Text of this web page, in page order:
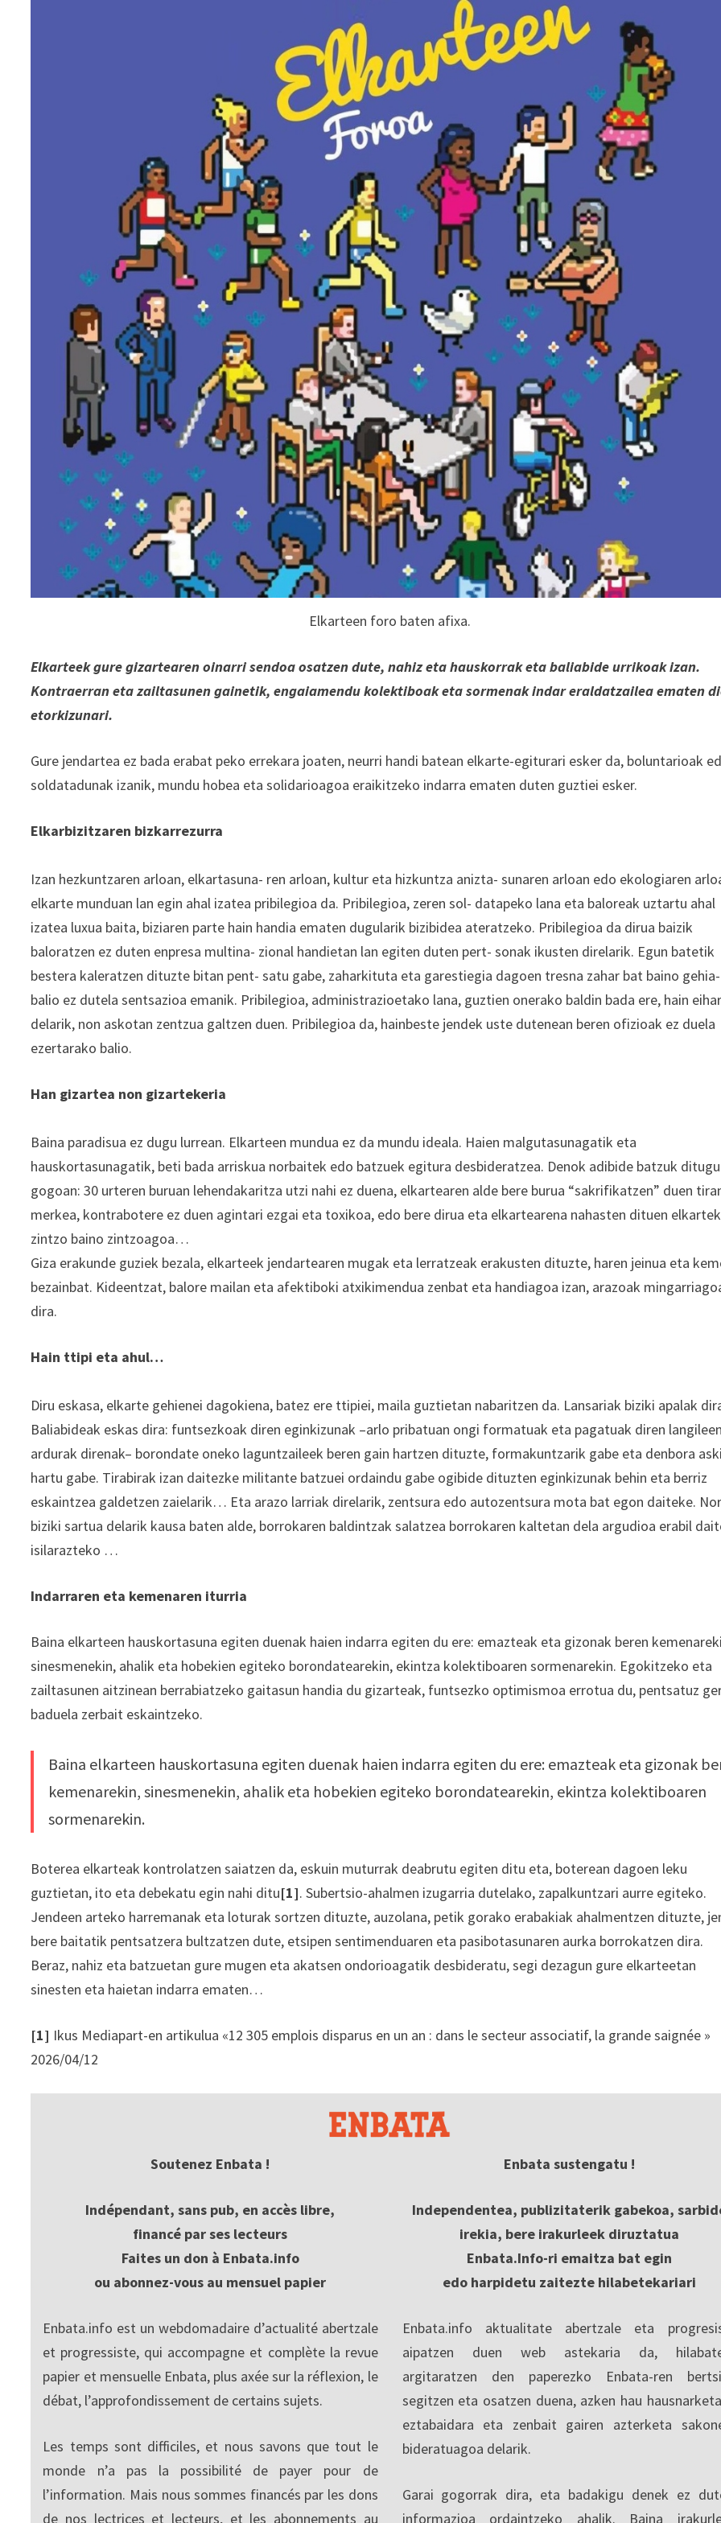
Elkarteen foro baten afixa.
Elkarteek gure gizartearen oinarri sendoa osatzen dute, nahiz eta hauskorrak eta baliabide urrikoak izan.
Kontraerran eta zailtasunen gainetik, engaiamendu kolektiboak eta sormenak indar eraldatzailea ematen
etorkizunari.
Gure jendartea ez bada erabat peko errekara joaten, neurri handi batean elkarte-egiturari esker da, boluntarioak
soldatadunak izanik, mundu hobea eta solidarioagoa eraikitzeko indarra ematen duten guztiei esker.
Elkarbizitzaren bizkarrezurra
Izan hezkuntzaren arloan, elkartasuna- ren arloan, kultur eta hizkuntza anizta- sunaren arloan edo ekologiaren
elkarte munduan lan egin ahal izatea pribilegioa da. Pribilegioa, zeren sol- datapeko lana eta baloreak uztartu ahal
izatea luxua baita, biziaren parte hain handia ematen dugularik bizibidea ateratzeko. Pribilegioa da dirua baizik
baloratzen ez duten enpresa multina- zional handietan lan egiten duten pert- sonak ikusten direlarik. Egun batetik
bestera kaleratzen dituzte bitan pent- satu gabe, zaharkituta eta garestiegia dagoen tresna zahar bat baino
balio ez dutela sentsazioa emanik. Pribilegioa, administrazioetako lana, guztien onerako baldin bada ere, hain
delarik, non askotan zentzua galtzen duen. Pribilegioa da, hainbeste jendek uste dutenean beren ofizioak ez duela
ezertarako balio.
Han gizartea non gizartekeria
Baina paradisua ez dugu lurrean. Elkarteen mundua ez da mundu ideala. Haien malgutasunagatik eta
hauskortasunagatik, beti bada arriskua norbaitek edo batzuek egitura desbideratzea. Denok adibide batzuk ditugu
gogoan: 30 urteren buruan lehendakaritza utzi nahi ez duena, elkartearen alde bere burua “sakrifikatzen” duen
merkea, kontrabotere ez duen agintari ezgai eta toxikoa, edo bere dirua eta elkartearena nahasten dituen
zintzo baino zintzoagoa…
Giza erakunde guziek bezala, elkarteek jendartearen mugak eta lerratzeak erakusten dituzte, haren jeinua eta
bezainbat. Kideentzat, balore mailan eta afektiboki atxikimendua zenbat eta handiagoa izan, arazoak
dira.
Hain ttipi eta ahul…
Diru eskasa, elkarte gehienei dagokiena, batez ere ttipiei, maila guztietan nabaritzen da. Lansariak biziki apalak
Baliabideak eskas dira: funtsezkoak diren eginkizunak –arlo pribatuan ongi formatuak eta pagatuak diren langileen
ardurak direnak– borondate oneko laguntzaileek beren gain hartzen dituzte, formakuntzarik gabe eta denbora aski
hartu gabe. Tirabirak izan daitezke militante batzuei ordaindu gabe ogibide dituzten eginkizunak behin eta berriz
eskaintzea galdetzen zaielarik… Eta arazo larriak direlarik, zentsura edo autozentsura mota bat egon daiteke.
biziki sartua delarik kausa baten alde, borrokaren baldintzak salatzea borrokaren kaltetan dela argudioa erabil
isilarazteko …
Indarraren eta kemenaren iturria
Baina elkarteen hauskortasuna egiten duenak haien indarra egiten du ere: emazteak eta gizonak beren
sinesmenekin, ahalik eta hobekien egiteko borondatearekin, ekintza kolektiboaren sormenarekin. Egokitzeko eta
zailtasunen aitzinean berrabiatzeko gaitasun handia du gizarteak, funtsezko optimismoa errotua du, pentsatuz
baduela zerbait eskaintzeko.
Baina elkarteen hauskortasuna egiten duenak haien indarra egiten du ere: emazteak eta gizonak
kemenarekin, sinesmenekin, ahalik eta hobekien egiteko borondatearekin, ekintza kolektiboaren
sormenarekin.
Boterea elkarteak kontrolatzen saiatzen da, eskuin muturrak deabrutu egiten ditu eta, boterean dagoen leku
guztietan, ito eta debekatu egin nahi ditu[1]. Subertsio-ahalmen izugarria dutelako, zapalkuntzari aurre egiteko.
Jendeen arteko harremanak eta loturak sortzen dituzte, auzolana, petik gorako erabakiak ahalmentzen dituzte,
bere baitatik pentsatzera bultzatzen dute, etsipen sentimenduaren eta pasibotasunaren aurka borrokatzen dira.
Beraz, nahiz eta batzuetan gure mugen eta akatsen ondorioagatik desbideratu, segi dezagun gure elkarteetan
sinesten eta haietan indarra ematen…
[1] Ikus Mediapart-en artikulua «12 305 emplois disparus en un an : dans le secteur associatif, la grande saignée »
2026/04/12
Soutenez Enbata !
Indépendant, sans pub, en accès libre,
financé par ses lecteurs
Faites un don à Enbata.info
ou abonnez-vous au mensuel papier
Enbata.info est un webdomadaire d’actualité abertzale
et progressiste, qui accompagne et complète la revue
papier et mensuelle Enbata, plus axée sur la réflexion, le
débat, l’approfondissement de certains sujets.
Les temps sont difficiles, et nous savons que tout le
monde n’a pas la possibilité de payer pour de
l’information. Mais nous sommes financés par les dons
de nos lectrices et lecteurs, et les abonnements au
Enbata sustengatu !
Independentea, publizitaterik gabekoa,
irekia, bere irakurleek diruztatua
Enbata.Info-ri emaitza bat egin
edo harpidetu zaitezte hilabetekariari
Enbata.info aktualitate abertzale eta
aipatzen duen web astekaria da,
argitaratzen den paperezko Enbata-ren
segitzen eta osatzen duena, azken hau
eztabaidara eta zenbait gairen azterketa
bideratuagoa delarik.
Garai gogorrak dira, eta badakigu denek ez
informazioa ordaintzeko ahalik. Baina